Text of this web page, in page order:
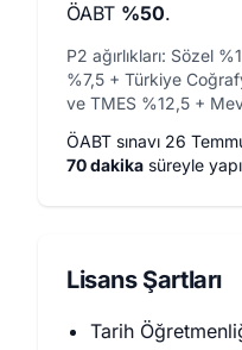
ÖABT %50.
P2 ağırlıkları: Sözel
%7,5 + Türkiye
ve TMES %12,5 +
ÖABT sınavı 26
70 dakika süreyle
Lisans Şartları
Tarih